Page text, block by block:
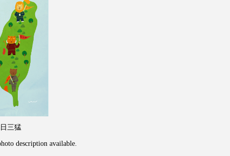
三猛